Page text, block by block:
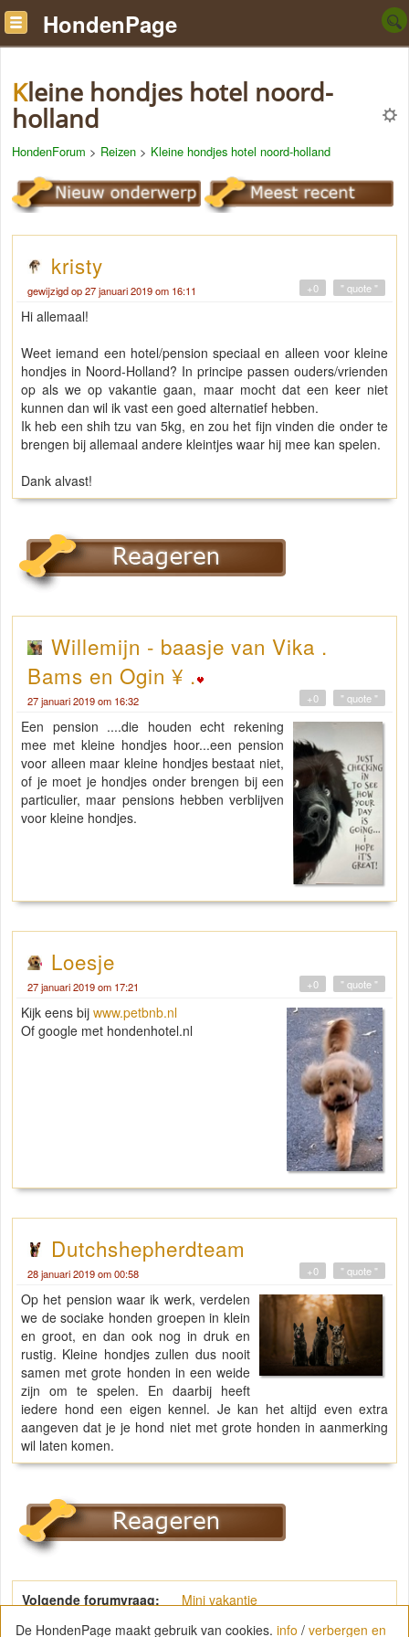
HondenPage
Kleine hondjes hotel noord-
holland
HondenForum > Reizen > Kleine hondjes hotel noord-holland
kristy
gewijzigd op 27 januari 2019 om 16:11 " quote "
+0
Hi allemaal!
Weet iemand een hotel/pension speciaal en alleen voor kleine
hondjes in Noord-Holland? In principe passen ouders/vrienden
op als we op vakantie gaan, maar mocht dat een keer niet
kunnen dan wil ik vast een goed alternatief hebben.
Ik heb een shih tzu van 5kg, en zou het fijn vinden die onder te
brengen bij allemaal andere kleintjes waar hij mee kan spelen.
Dank alvast!
Willemijn - baasje van Vika .
Bams en Ogin ¥ .
27 januari 2019 om 16:32 " quote "
+0
Een pension ....die houden echt rekening
mee met kleine hondjes hoor...een pension
voor alleen maar kleine hondjes bestaat niet,
of je moet je hondjes onder brengen bij een
particulier, maar pensions hebben verblijven
voor kleine hondjes.
Loesje
27 januari 2019 om 17:21 " quote "
+0
Kijk eens bij www.petbnb.nl
Of google met hondenhotel.nl
Dutchshepherdteam
28 januari 2019 om 00:58 " quote "
+0
Op het pension waar ik werk, verdelen
we de sociake honden groepen in klein
en groot, en dan ook nog in druk en
rustig. Kleine hondjes zullen dus nooit
samen met grote honden in een weide
zijn om te spelen. En daarbij heeft
iedere hond een eigen kennel. Je kan het altijd even extra
aangeven dat je je hond niet met grote honden in aanmerking
wil laten komen.
Volgende forumvraag:
Mini vakantie
De HondenPage maakt gebruik van cookies. info / verbergen en